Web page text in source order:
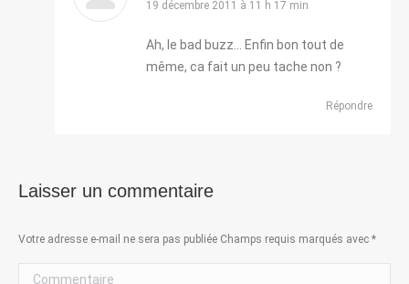
dit
19 décembre 2011 à 11 h 17 min
Ah, le bad buzz… Enfin bon tout de
même, ca fait un peu tache non ?
Répondre
Laisser un commentaire
Votre adresse e-mail ne sera pas publiée Champs requis marqués avec *
Commentaire